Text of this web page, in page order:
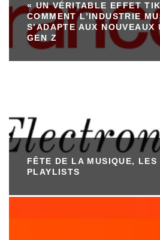
« UN VÉRITABLE EFFET
COMMENT L’INDUSTRIE
S’ADAPTE AUX NOUVEAUX
GEN Z
FÊTE DE LA MUSIQUE,
PLAYLISTS